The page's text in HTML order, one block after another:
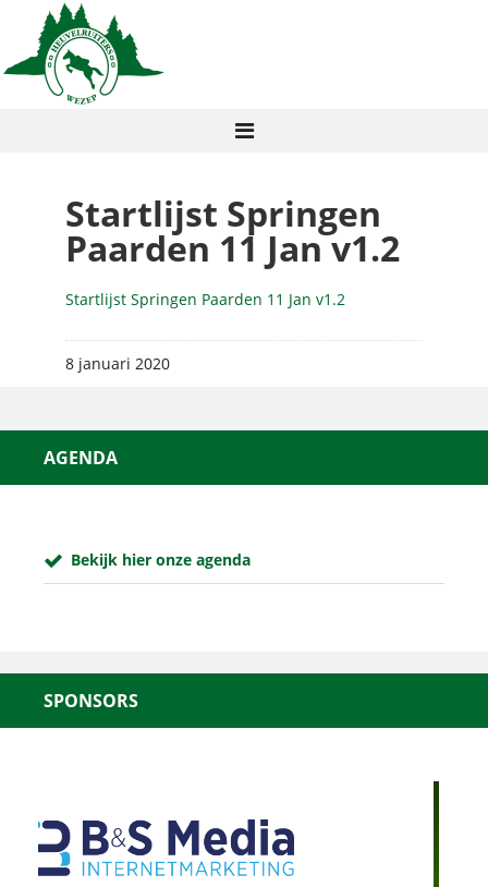
Startlijst Springen
Paarden 11 Jan v1.2
Startlijst Springen Paarden 11 Jan v1.2
8 januari 2020
AGENDA
Bekijk hier onze agenda
SPONSORS